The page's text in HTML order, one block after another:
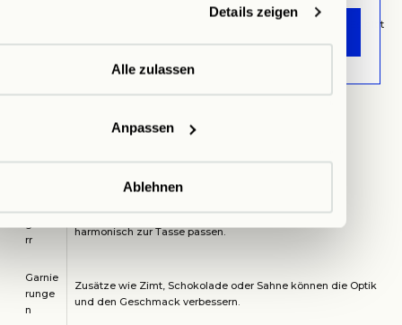
Details zeigen
Alle zulassen
Anpassen
Ablehnen
Gesamterlebnis des Kaffeetrinkens. Eine ansprechende Präsentation
kann den Genuss des "Guten Morgen Kaffees" erheblich steigern. Es gibt
ENT
Die Wahl der Tasse kann den Eindruck des Kaffees
rr
Untertassen, Löffel und andere Utensilien sollten
harmonisch zur Tasse passen.
Garnie
runge
n
Zusätze wie Zimt, Schokolade oder Sahne können die Optik
und den Geschmack verbessern.